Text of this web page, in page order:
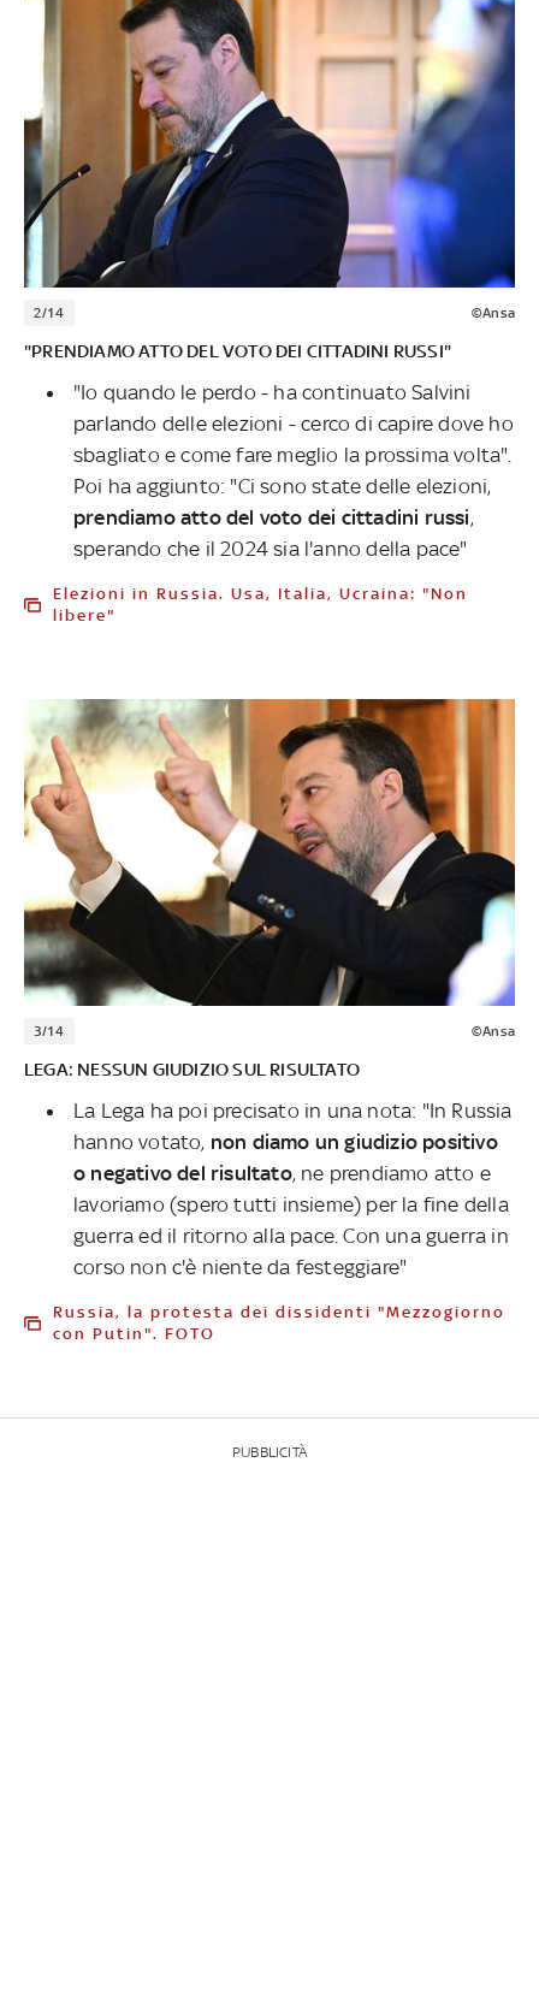
2/14 ©Ansa
"PRENDIAMO ATTO DEL VOTO DEI CITTADINI RUSSI"
"Io quando le perdo - ha continuato Salvini
parlando delle elezioni - cerco di capire dove ho
sbagliato e come fare meglio la prossima volta".
Poi ha aggiunto: "Ci sono state delle elezioni,
prendiamo atto del voto dei cittadini russi,
sperando che il 2024 sia l'anno della pace"
Elezioni in Russia. Usa, Italia, Ucraina: "Non
libere"
3/14 ©Ansa
LEGA: NESSUN GIUDIZIO SUL RISULTATO
La Lega ha poi precisato in una nota: "In Russia
hanno votato, non diamo un giudizio positivo
o negativo del risultato, ne prendiamo atto e
lavoriamo (spero tutti insieme) per la fine della
guerra ed il ritorno alla pace. Con una guerra in
corso non c'è niente da festeggiare"
Russia, la protesta dei dissidenti "Mezzogiorno
con Putin". FOTO
PUBBLICITÀ